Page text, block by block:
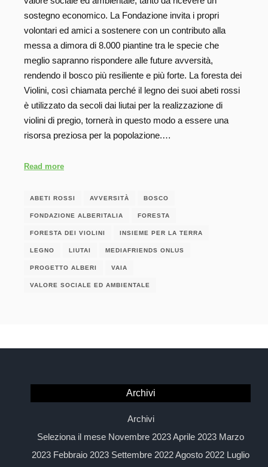
sostegno economico. La Fondazione invita i propri
volontari ed amici a sostenere con un contributo alla
messa a dimora di 8.000 piantine tra le specie che
meglio sapranno rispondere alle future avversità,
rendendo il bosco più resiliente e più forte. La foresta dei
Violini, così chiamata perché il legno dei suoi abeti rossi
è utilizzato da secoli dai liutai per la realizzazione di
violini di pregio, tornerà in questo modo a essere una
risorsa preziosa per la popolazione.…
Read more
ABETI ROSSI AVVERSITÀ BOSCO
FONDAZIONE ALBERITALIA FORESTA
FORESTA DEI VIOLINI INSIEME PER LA TERRA
LEGNO LIUTAI MEDIAFRIENDS ONLUS
PROGETTO ALBERI VAIA
VALORE SOCIALE ED AMBIENTALE
Archivi
Archivi
Seleziona il mese Novembre 2023 Aprile 2023 Marzo
2023 Febbraio 2023 Settembre 2022 Agosto 2022 Luglio